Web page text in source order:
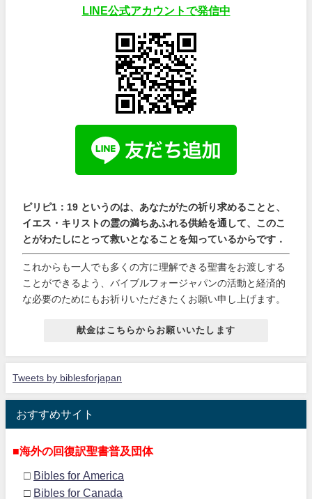
LINE公式アカウントで発信中
ピリピ1：19 というのは、あなたがたの祈り求めることと、
イエス・キリストの霊の満ちあふれる供給を通して、このこ
とがわたしにとって救いとなることを知っているからです．
これからも一人でも多くの方に理解できる聖書をお渡しする
ことができるよう、バイブルフォージャパンの活動と経済的
な必要のためにもお祈りいただきたくお願い申し上げます。
献金はこちらからお願いいたします
Tweets by biblesforjapan
おすすめサイト
■海外の回復訳聖書普及団体
□ Bibles for America
□ Bibles for Canada